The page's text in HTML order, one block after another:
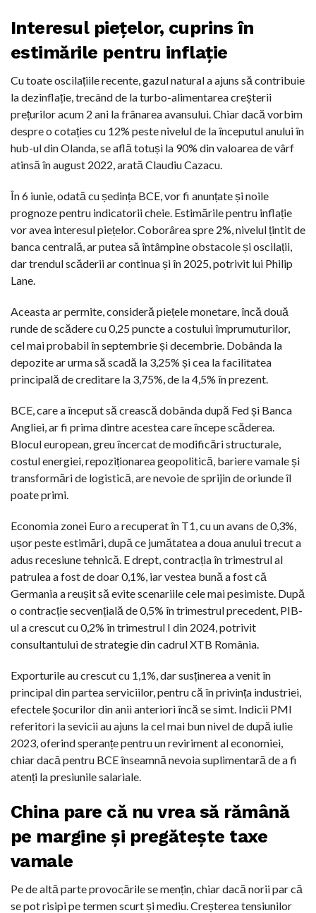
Interesul piețelor, cuprins în
estimările pentru inflație
Cu toate oscilațiile recente, gazul natural a ajuns să contribuie
la dezinflație, trecând de la turbo-alimentarea creșterii
prețurilor acum 2 ani la frânarea avansului. Chiar dacă vorbim
despre o cotațies cu 12% peste nivelul de la începutul anului în
hub-ul din Olanda, se află totuși la 90% din valoarea de vârf
atinsă în august 2022, arată Claudiu Cazacu.
În 6 iunie, odată cu ședința BCE, vor fi anunțate și noile
prognoze pentru indicatorii cheie. Estimările pentru inflație
vor avea interesul piețelor. Coborârea spre 2%, nivelul țintit de
banca centrală, ar putea să întâmpine obstacole și oscilații,
dar trendul scăderii ar continua și în 2025, potrivit lui Philip
Lane.
Aceasta ar permite, consideră piețele monetare, încă două
runde de scădere cu 0,25 puncte a costului împrumuturilor,
cel mai probabil în septembrie și decembrie. Dobânda la
depozite ar urma să scadă la 3,25% și cea la facilitatea
principală de creditare la 3,75%, de la 4,5% în prezent.
BCE, care a început să crească dobânda după Fed și Banca
Angliei, ar fi prima dintre acestea care începe scăderea.
Blocul european, greu încercat de modificări structurale,
costul energiei, repoziționarea geopolitică, bariere vamale și
transformări de logistică, are nevoie de sprijin de oriunde îl
poate primi.
Economia zonei Euro a recuperat în T1, cu un avans de 0,3%,
ușor peste estimări, după ce jumătatea a doua anului trecut a
adus recesiune tehnică. E drept, contracția în trimestrul al
patrulea a fost de doar 0,1%, iar vestea bună a fost că
Germania a reușit să evite scenariile cele mai pesimiste. După
o contracție secvențială de 0,5% în trimestrul precedent, PIB-
ul a crescut cu 0,2% în trimestrul I din 2024, potrivit
consultantului de strategie din cadrul XTB România.
Exporturile au crescut cu 1,1%, dar susținerea a venit în
principal din partea serviciilor, pentru că în privința industriei,
efectele șocurilor din anii anteriori încă se simt. Indicii PMI
referitori la sevicii au ajuns la cel mai bun nivel de după iulie
2023, oferind speranțe pentru un reviriment al economiei,
chiar dacă pentru BCE înseamnă nevoia suplimentară de a fi
atenți la presiunile salariale.
China pare că nu vrea să rămână
pe margine și pregătește taxe
vamale
Pe de altă parte provocările se mențin, chiar dacă norii par că
se pot risipi pe termen scurt și mediu. Creșterea tensiunilor